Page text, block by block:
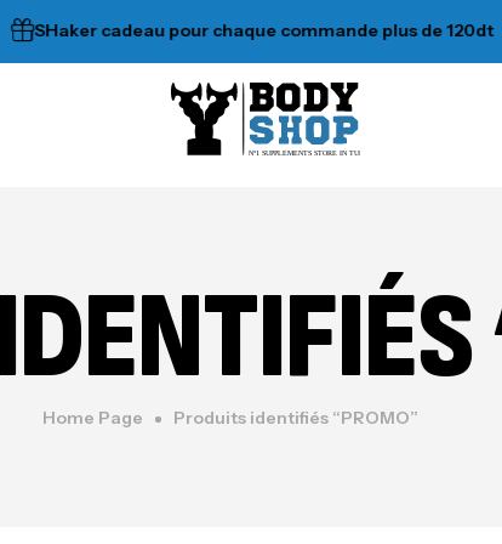
cadeau pour chaque commande plus de 120dt •
N°1 SUPPLEMENTS STORE IN TUNISIA
Home Page Produits identifiés “PROMO”